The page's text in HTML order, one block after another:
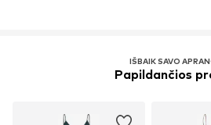
IŠBAIK SAVO
Papildančios